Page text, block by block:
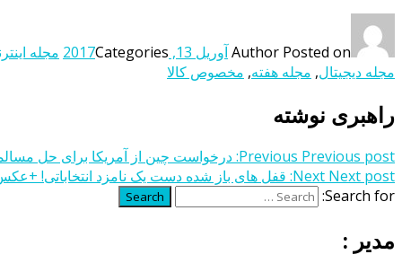
Author Posted on آوریل 13, 2017 Categories مجله
مجله دیجیتال, مجله هفته, مخصوص کالا
راهبری نوشته
Previous Previous post:
درخواست چین از آمریکا برای حل
Next Next post:
قفل های باز شده دست یک نامزد انتخاباتی!
Search for:
Search
مدیر :